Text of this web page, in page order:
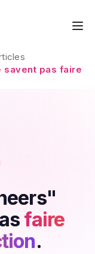
savent pas faire
faire
.